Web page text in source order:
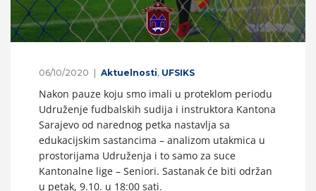
06/10/2020 Aktuelnosti, UFSIKS
Nakon pauze koju smo imali u proteklom periodu
Udruženje fudbalskih sudija i instruktora Kantona
Sarajevo od narednog petka nastavlja sa
edukacijskim sastancima – analizom utakmica u
prostorijama Udruženja i to samo za suce
Kantonalne lige – Seniori. Sastanak će biti održan
u petak, 9.10. u 18:00 sati.